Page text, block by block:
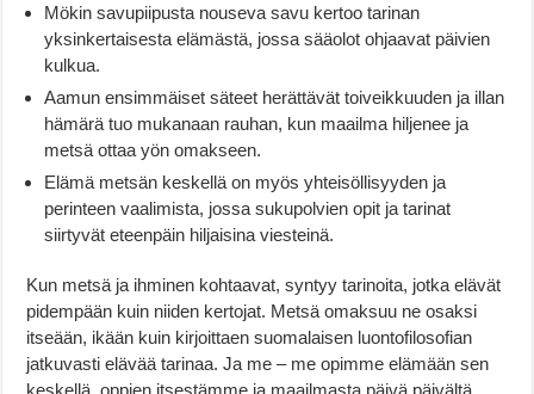
Mökin savupiipusta nouseva savu kertoo tarinan
yksinkertaisesta elämästä, jossa sääolot ohjaavat päivien
kulkua.
Aamun ensimmäiset säteet herättävät toiveikkuuden ja illan
hämärä tuo mukanaan rauhan, kun maailma hiljenee ja
metsä ottaa yön omakseen.
Elämä metsän keskellä on myös yhteisöllisyyden ja
perinteen vaalimista, jossa sukupolvien opit ja tarinat
siirtyvät eteenpäin hiljaisina viesteinä.
Kun metsä ja ihminen kohtaavat, syntyy tarinoita, jotka elävät
pidempään kuin niiden kertojat. Metsä omaksuu ne osaksi
itseään, ikään kuin kirjoittaen suomalaisen luontofilosofian
jatkuvasti elävää tarinaa. Ja me – me opimme elämään sen
keskellä, oppien itsestämme ja maailmasta päivä päivältä